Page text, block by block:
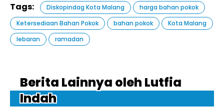
Tags: Diskopindag Kota Malang
harga bahan pokok
Ketersediaan Bahan Pokok
bahan pokok
Kota Malang
lebaran
ramadan
Berita Lainnya oleh Lutfia
Indah